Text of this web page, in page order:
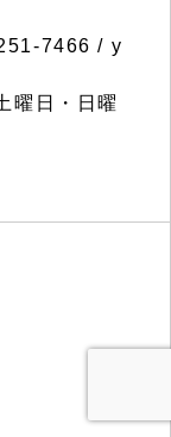
7466 / y
曜日・日曜